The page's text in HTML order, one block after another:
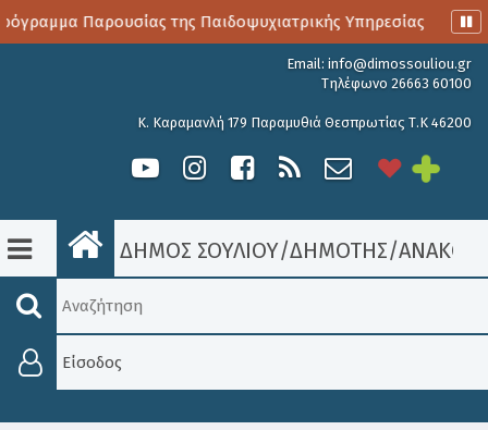
Παρουσίας της Παιδοψυχιατρικής Υπηρεσίας
Email: info@dimossouliou.gr
Τηλέφωνο 26663 60100
Κ. Καραμανλή 179 Παραμυθιά Θεσπρωτίας Τ.Κ 46200
ΔΗΜΟΣ ΣΟΥΛΙΟΥ/ΔΗΜΟΤΗΣ/
Είσοδος